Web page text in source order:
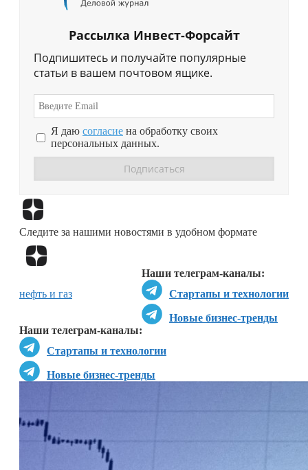
Рассылка Инвест-Форсайт
Подпишитесь и получайте популярные
статьи в вашем почтовом ящике.
Я даю согласие на обработку своих
персональных данных.
Следите за нашими новостями в удобном формате
Наши телеграм-каналы:
Стартапы и технологии
Новые бизнес-тренды
Наши телеграм-каналы:
Стартапы и технологии
Новые бизнес-тренды
нефть и газ